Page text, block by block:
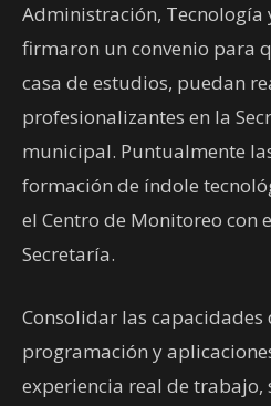
Administración, Tecnología
firmaron un convenio para
casa de estudios, puedan
profesionalizantes en la
municipal. Puntualmente
formación de índole
el Centro de Monitoreo con
Secretaría.
Consolidar las capacidades
programación y
experiencia real de trabajo,